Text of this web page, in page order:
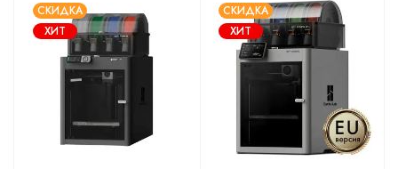
СКИДКА
ХИТ
СКИДКА
ХИТ